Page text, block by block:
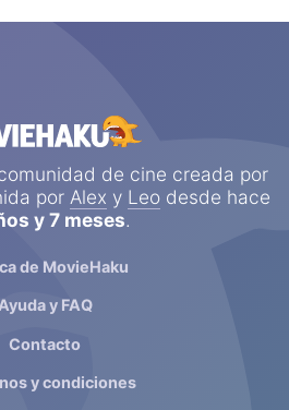
de cine creada por
por Alex y Leo desde hace
y 7 meses.
de MovieHaku
Ayuda y FAQ
Contacto
y condiciones